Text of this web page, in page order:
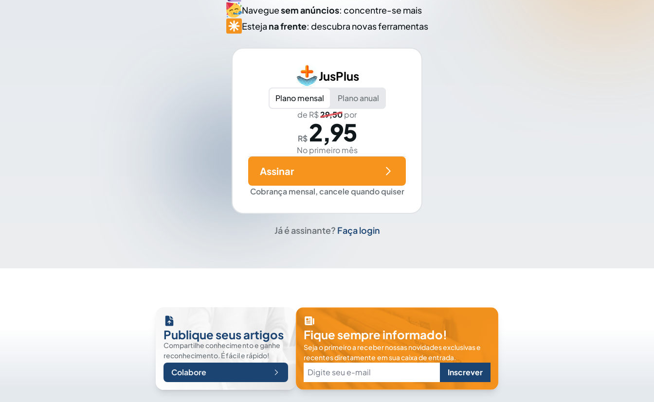
Naveguesem anúncios: concentre-se mais
Esteja na frente: descubra novas ferramentas
JusPlus
Plano mensal
Plano anual
de R$29,50por
R$ 2,95
No primeiro mês
Cobrança mensal, cancele quando quiser
Assinar
Já é assinante? Faça login
Publique seus artigos
Compartilhe conhecimento e ganhe
reconhecimento. É fácil e rápido!
Colabore
Fique sempre informado!
Seja o primeiro a receber nossas novidades exclusivas e
recentes diretamente em sua caixa de entrada.
Inscrever